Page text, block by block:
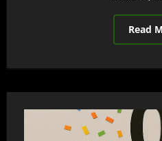
Read